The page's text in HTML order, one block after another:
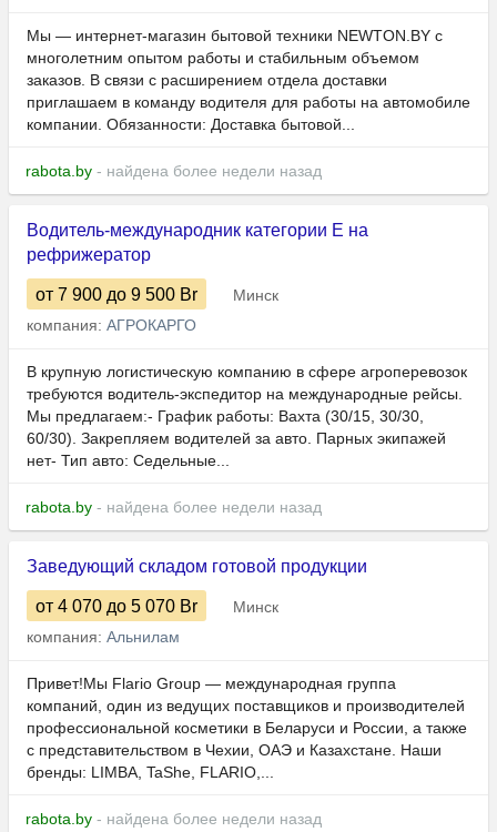
Мы — интернет-магазин бытовой техники NEWTON.BY с
многолетним опытом работы и стабильным объемом
заказов. В связи с расширением отдела доставки
приглашаем в команду водителя для работы на автомобиле
компании. Обязанности: Доставка бытовой...
rabota.by - найдена более недели назад
Водитель-международник категории Е на
рефрижератор
от 7 900 до 9 500 Br
Минск
компания: АГРОКАРГО
В крупную логистическую компанию в сфере агроперевозок
требуются водитель-экспедитор на международные рейсы.
Мы предлагаем:- График работы: Вахта (30/15, 30/30,
60/30). Закрепляем водителей за авто. Парных экипажей
нет- Тип авто: Седельные...
rabota.by - найдена более недели назад
Заведующий складом готовой продукции
от 4 070 до 5 070 Br
Минск
компания: Альнилам
Привет!Мы Flario Group — международная группа
компаний, один из ведущих поставщиков и производителей
профессиональной косметики в Беларуси и России, а также
с представительством в Чехии, ОАЭ и Казахстане. Наши
бренды: LIMBA, TaShe, FLARIO,...
rabota.by - найдена более недели назад